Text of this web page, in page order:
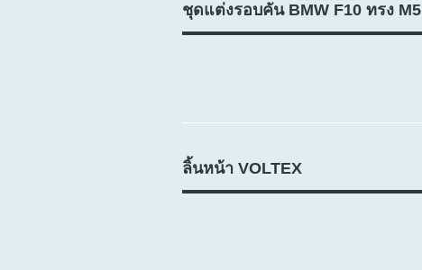
ชุดแต่งรอบคัน BMW F10 ทรง M5
ลิ้นหน้า VOLTEX